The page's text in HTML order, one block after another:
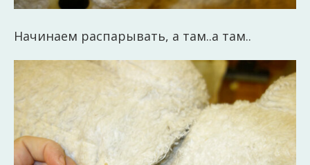
Начинаем распарывать, а там..а там..